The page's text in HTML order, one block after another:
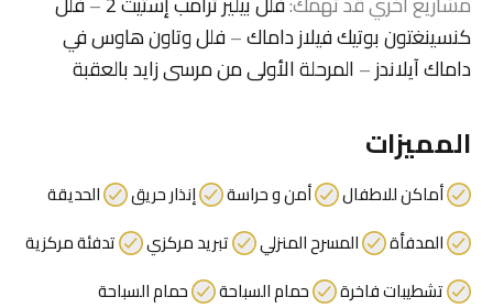
كنسينغتون بوتيك فيلاز داماك–فلل وتاون هاوس في
داماك آيلاندز–المرحلة الأولى من مرسى زايد بالعقبة
المميزات
أماكن للاطفال أمن و حراسة إنذار حريق
الحديقة
المدفأة
المسرح المنزلي تبريد مركزي
تدفئة مركزية
تشطيبات فاخرة
حمام السباحة
حمام السباحة